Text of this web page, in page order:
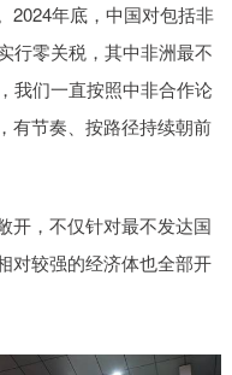
年底，中国对包括非
行零关税，其中非洲最不
我们一直按照中非合作论
有节奏、按路径持续朝前
，不仅针对最不发达国
对较强的经济体也全部开